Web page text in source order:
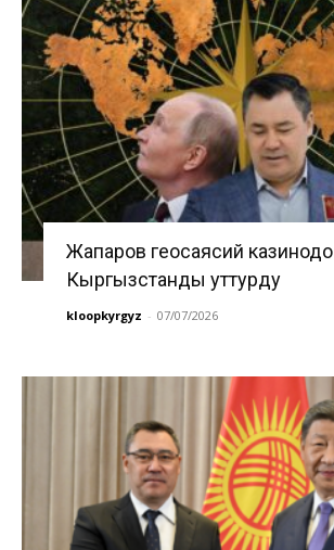
Жапаров геосаясий казинодо
Кыргызстанды уттурду
kloopkyrgyz - 07/07/2026